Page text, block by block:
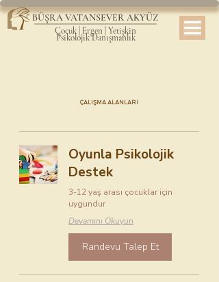
BÜŞRA VATANSEVER AKYÜZ
Çocuk | Ergen | Yetişkin
Psikolojik Danışmanlık
ÇALIŞMA ALANLARI
Oyunla Psikolojik
Destek
3-12 yaş arası çocuklar için
uygundur
Devamını Okuyun
Randevu Talep Et